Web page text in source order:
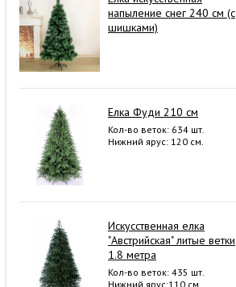
напыление снег 240 см (с
шишками)
Елка Фуди 210 см
Кол-во веток: 634 шт.
Нижний ярус: 120 см.
Искусственная елка
"Австрийская" литые ветки
1.8 метра
Кол-во веток: 435 шт.
Нижний ярус:110 см.